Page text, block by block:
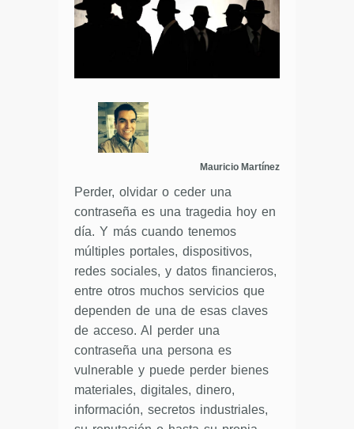
Mauricio Martínez
Perder, olvidar o ceder una
contraseña es una tragedia hoy en
día. Y más cuando tenemos
múltiples portales, dispositivos,
redes sociales, y datos financieros,
entre otros muchos servicios que
dependen de una de esas claves
de acceso. Al perder una
contraseña una persona es
vulnerable y puede perder bienes
materiales, digitales, dinero,
información, secretos industriales,